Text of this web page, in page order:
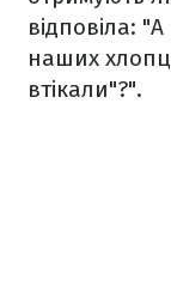
відповіла:
наших
втікали"?".